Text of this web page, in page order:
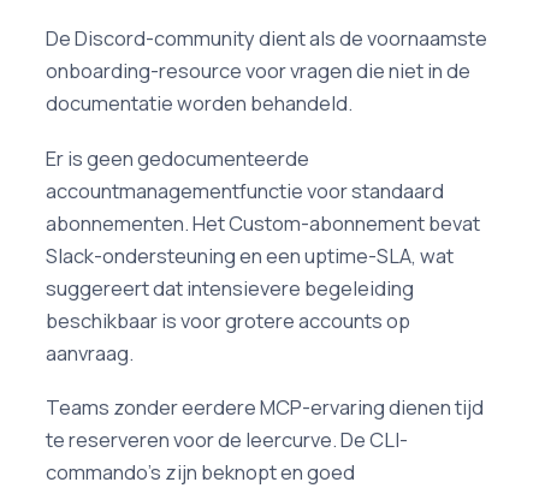
De Discord-community dient als de voornaamste
onboarding-resource voor vragen die niet in de
documentatie worden behandeld.
Er is geen gedocumenteerde
accountmanagementfunctie voor standaard
abonnementen. Het Custom-abonnement bevat
Slack-ondersteuning en een uptime-SLA, wat
suggereert dat intensievere begeleiding
beschikbaar is voor grotere accounts op
aanvraag.
Teams zonder eerdere MCP-ervaring dienen tijd
te reserveren voor de leercurve. De CLI-
commando's zijn beknopt en goed